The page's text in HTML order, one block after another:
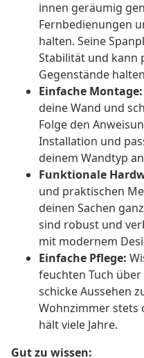
innen geräumig
Fernbedienungen
halten. Seine
Stabilität und kann
Gegenstände
Einfache Montage:
deine Wand und
Folge den
Installation und
deinem Wandtyp
Funktionale
und praktischen
deinen Sachen
sind robust und
mit modernem
Einfache Pflege:
feuchten Tuch
schicke Aussehen
Wohnzimmer stets
hält viele Jahre.
Gut zu wissen: